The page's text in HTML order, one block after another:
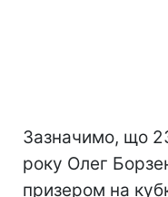
Зазначимо, що
року Олег
призером на